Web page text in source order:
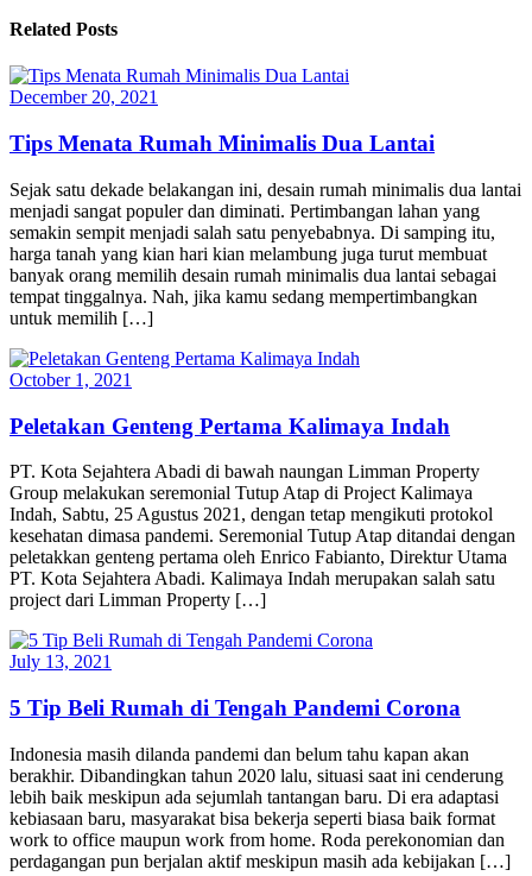
Related Posts
December 20, 2021
Tips Menata Rumah Minimalis Dua Lantai
Sejak satu dekade belakangan ini, desain rumah minimalis dua lantai
menjadi sangat populer dan diminati. Pertimbangan lahan yang
semakin sempit menjadi salah satu penyebabnya. Di samping itu,
harga tanah yang kian hari kian melambung juga turut membuat
banyak orang memilih desain rumah minimalis dua lantai sebagai
tempat tinggalnya. Nah, jika kamu sedang mempertimbangkan
untuk memilih […]
October 1, 2021
Peletakan Genteng Pertama Kalimaya Indah
PT. Kota Sejahtera Abadi di bawah naungan Limman Property
Group melakukan seremonial Tutup Atap di Project Kalimaya
Indah, Sabtu, 25 Agustus 2021, dengan tetap mengikuti protokol
kesehatan dimasa pandemi. Seremonial Tutup Atap ditandai dengan
peletakkan genteng pertama oleh Enrico Fabianto, Direktur Utama
PT. Kota Sejahtera Abadi. Kalimaya Indah merupakan salah satu
project dari Limman Property […]
July 13, 2021
5 Tip Beli Rumah di Tengah Pandemi Corona
Indonesia masih dilanda pandemi dan belum tahu kapan akan
berakhir. Dibandingkan tahun 2020 lalu, situasi saat ini cenderung
lebih baik meskipun ada sejumlah tantangan baru. Di era adaptasi
kebiasaan baru, masyarakat bisa bekerja seperti biasa baik format
work to office maupun work from home. Roda perekonomian dan
perdagangan pun berjalan aktif meskipun masih ada kebijakan […]